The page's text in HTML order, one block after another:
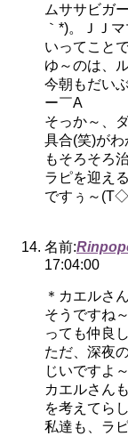
ムササビガ
｀*)。ＪＪ
いってこと
ゆ～のは、
今朝もだい
ー￣A
そっか～、
具合(笑)が
もそろそろ
ラピを迎え
ですぅ～
名前:
17:04:00
＊カエルさ
そうですね
っても仲良
ただ、深夜
じいですよ
カエルさん
を考えてら
私達も、ラ